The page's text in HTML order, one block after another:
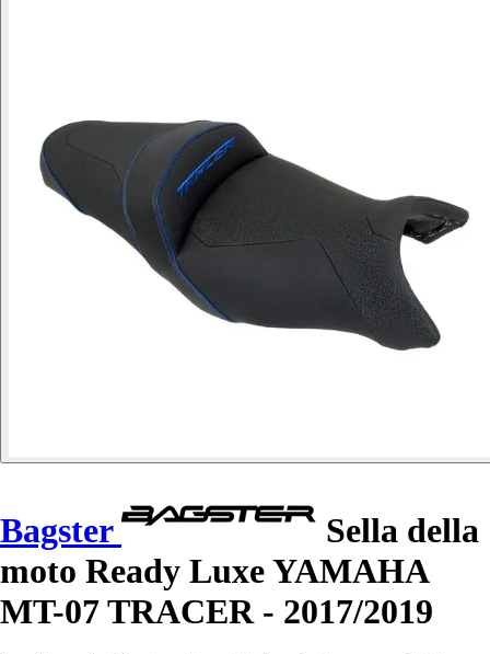
Bagster
Sella della
moto Ready Luxe YAMAHA
MT-07 TRACER - 2017/2019